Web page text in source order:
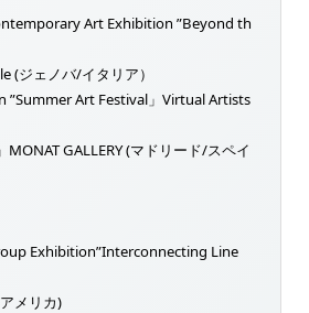
Art Exhibition ”Beyond th
(ジェノバ/イタリア）
”Summer Art Festival」Virtual Artists
MONAT GALLERY (マドリード/スペイ
Exhibition”Interconnecting Line
メリカ)